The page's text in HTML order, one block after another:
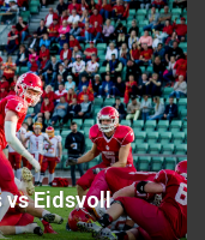
vs Eidsvoll